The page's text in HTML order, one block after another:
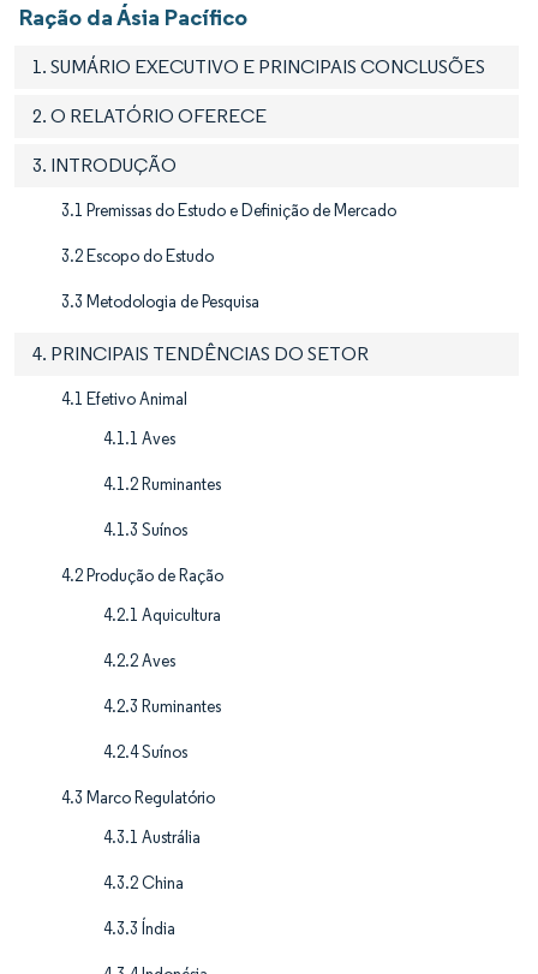
Ração da Ásia Pacífico
1. SUMÁRIO EXECUTIVO E PRINCIPAIS CONCLUSÕES
2. O RELATÓRIO OFERECE
3. INTRODUÇÃO
3.1 Premissas do Estudo e Definição de Mercado
3.2 Escopo do Estudo
3.3 Metodologia de Pesquisa
4. PRINCIPAIS TENDÊNCIAS DO SETOR
4.1 Efetivo Animal
4.1.1 Aves
4.1.2 Ruminantes
4.1.3 Suínos
4.2 Produção de Ração
4.2.1 Aquicultura
4.2.2 Aves
4.2.3 Ruminantes
4.2.4 Suínos
4.3 Marco Regulatório
4.3.1 Austrália
4.3.2 China
4.3.3 Índia